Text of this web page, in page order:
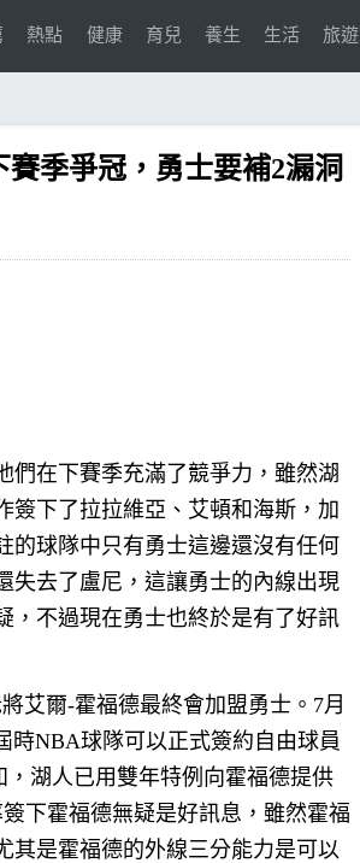
熱點 健康 育兒 養生 生活 旅遊
季爭冠，勇士要補2漏洞
們在下賽季充滿了競爭力，雖然湖
簽下了拉拉維亞、艾頓和海斯，加
的球隊中只有勇士這邊還沒有任何
失去了盧尼，這讓勇士的內線出現
，不過現在勇士也終於是有了好訊
艾爾-霍福德最終會加盟勇士。7月
時NBA球隊可以正式簽約自由球員
，湖人已用雙年特例向霍福德提供
下霍福德無疑是好訊息，雖然霍福
其是霍福德的外線三分能力是可以